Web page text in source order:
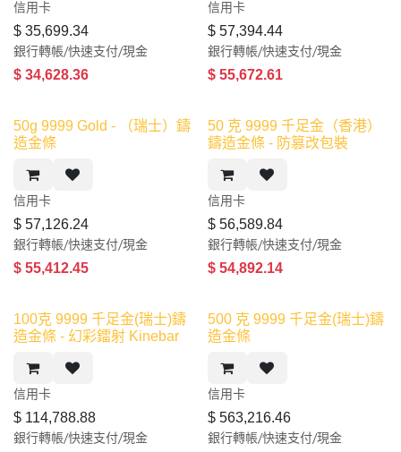
信用卡​
$ 35,699.34
銀行轉帳/快速支付/現金
$ 34,628.36
信用卡​
$ 57,394.44
銀行轉帳/快速支付/現金
$ 55,672.61
50g 9999 Gold - （瑞士）鑄
造金條
信用卡​
$ 57,126.24
銀行轉帳/快速支付/現金
$ 55,412.45
新產品
50 克 9999 千足金（香港）
鑄造金條 - 防篡改包裝
信用卡​
$ 56,589.84
銀行轉帳/快速支付/現金
$ 54,892.14
100克 9999 千足金(瑞士)鑄
造金條 - 幻彩鐳射 Kinebar
信用卡​
$ 114,788.88
銀行轉帳/快速支付/現金
500 克 9999 千足金(瑞士)鑄
造金條
信用卡​
$ 563,216.46
銀行轉帳/快速支付/現金